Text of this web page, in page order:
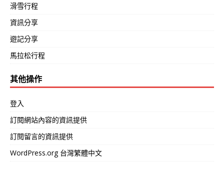
滑雪行程
資訊分享
遊記分享
馬拉松行程
其他操作
登入
訂閱網站內容的資訊提供
訂閱留言的資訊提供
WordPress.org 台灣繁體中文